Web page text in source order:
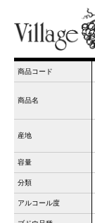
商品コード
商品名
産地
容量
分類
アルコール度